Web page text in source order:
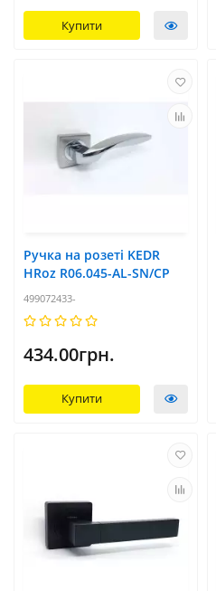
Купити
Ручка на розеті KEDR
HRoz R06.045-AL-SN/CP
499072433-
434.00грн.
Купити